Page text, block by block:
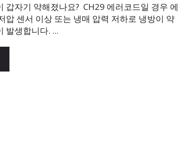
갑자기 약해졌나요? CH29 에러코드일 경우 에
압 센서 이상 또는 냉매 압력 저하로 냉방이 약
발생합니다. ...